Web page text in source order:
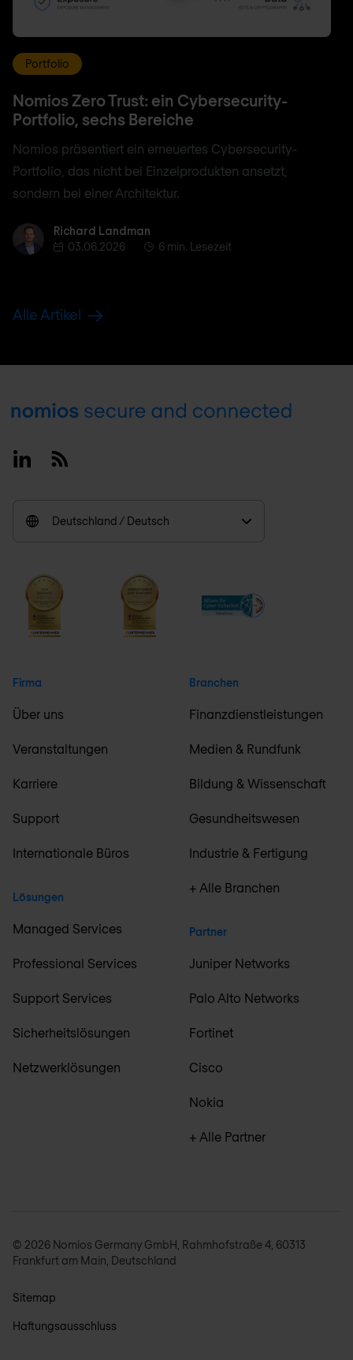
Portfolio
Nomios Zero Trust: ein Cybersecurity-
Portfolio, sechs Bereiche
Nomios präsentiert ein erneuertes Cybersecurity-
Portfolio, das nicht bei Einzelprodukten ansetzt,
sondern bei einer Architektur.
Richard Landman
Richard Landman
03.06.2026
6 min. Lesezeit
Alle Artikel
Footer
LinkedinRSS
Deutschland / Deutsch
Firma
Über uns
Veranstaltungen
Karriere
Support
Internationale Büros
Lösungen
Managed Services
Professional Services
Support Services
Sicherheitslösungen
Netzwerklösungen
Branchen
Finanzdienstleistungen
Medien & Rundfunk
Bildung & Wissenschaft
Gesundheitswesen
Industrie & Fertigung
+ Alle Branchen
Partner
Juniper Networks
Palo Alto Networks
Fortinet
Cisco
Nokia
+ Alle Partner
© 2026 Nomios Germany GmbH, Rahmhofstraße 4, 60313
Frankfurt am Main, Deutschland
Sitemap
Haftungsausschluss